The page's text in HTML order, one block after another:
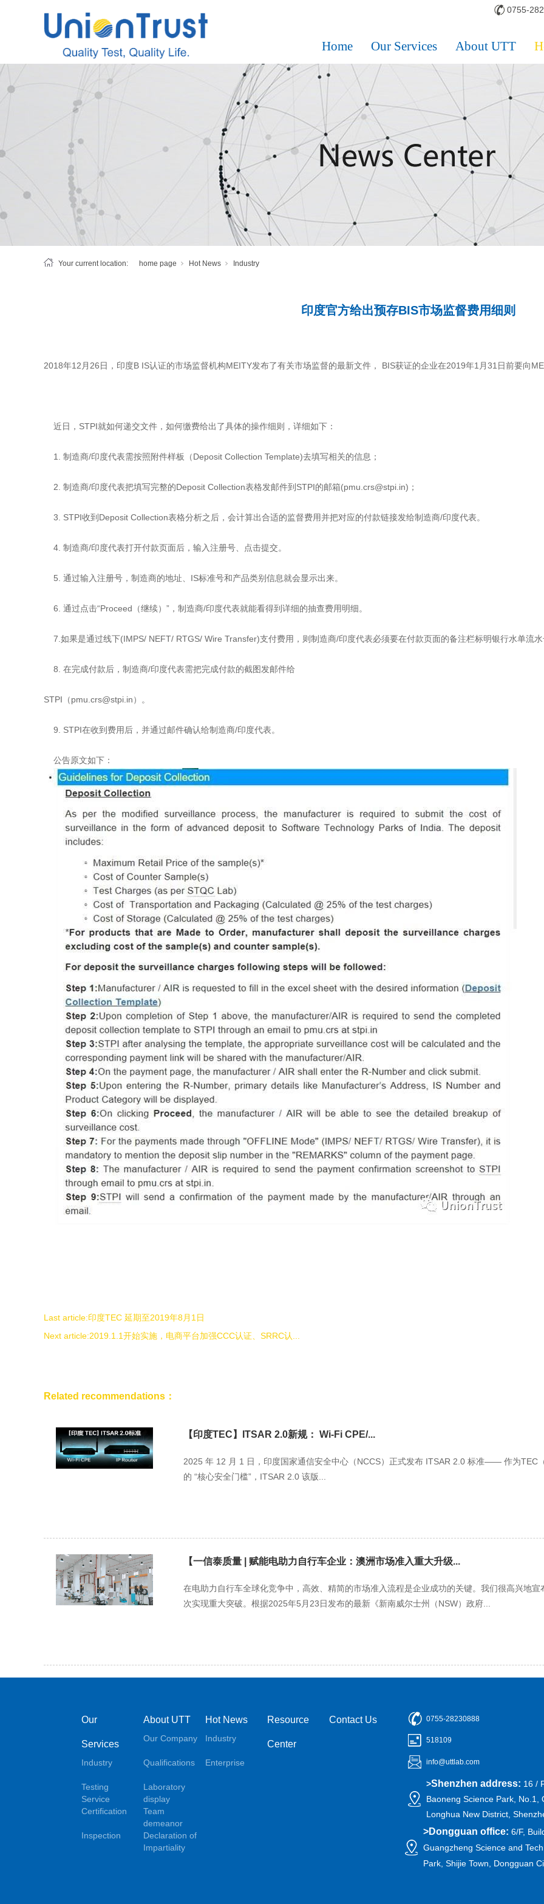
0755-
Home Our Services About UTT
Your current location: home page Hot News Industry
印度官方给出预存BIS市场监督费用细则
2018年12月26日，印度B IS认证的市场监督机构MEITY发布了有关市场监督的最新文件， BIS获证的企业在2019年1月31日前要向
近日，STPI就如何递交文件，如何缴费给出了具体的操作细则，详细如下：
1. 制造商/印度代表需按照附件样板（Deposit Collection Template)去填写相关的信息；
2. 制造商/印度代表把填写完整的Deposit Collection表格发邮件到STPI的邮箱(pmu.crs@stpi.in)；
3. STPI收到Deposit Collection表格分析之后，会计算出合适的监督费用并把对应的付款链接发给制造商/印度代表。
4. 制造商/印度代表打开付款页面后，输入注册号、点击提交。
5. 通过输入注册号，制造商的地址、IS标准号和产品类别信息就会显示出来。
6. 通过点击“Proceed（继续）”，制造商/印度代表就能看得到详细的抽查费用明细。
7.如果是通过线下(IMPS/ NEFT/ RTGS/ Wire Transfer)支付费用，则制造商/印度代表必须要在付款页面的备注栏标明银行水单流
8. 在完成付款后，制造商/印度代表需把完成付款的截图发邮件给
STPI（pmu.crs@stpi.in）。
9. STPI在收到费用后，并通过邮件确认给制造商/印度代表。
公告原文如下：
Last article:印度TEC 延期至2019年8月1日
Next article:2019.1.1开始实施，电商平台加强CCC认证、SRRC认...
Related recommendations：
【印度TEC】ITSAR 2.0新规： Wi-Fi CPE/...
2025 年 12 月 1 日，印度国家通信安全中心（NCCS）正式发布 ITSAR 2.0 标准—— 作为TEC
的 “核心安全门槛”，ITSAR 2.0 该版...
【一信泰质量 | 赋能电助力自行车企业：澳洲市场准入重大升级...
在电助力自行车全球化竞争中，高效、精简的市场准入流程是企业成功的关键。我们很高兴地
次实现重大突破。根据2025年5月23日发布的最新《新南威尔士州（NSW）政府...
Our
Services
Industry
Testing
Service
Certification
Inspection
About UTT
Our Company
Qualifications
Laboratory
display
Team
demeanor
Declaration of
Impartiality
Hot News
Industry
Enterprise
Resource
Center
Contact Us 0755-28230888
518109
info@uttlab.com
>Shenzhen address: 16 /
Baoneng Science Park, No.1,
Longhua New District,
>Dongguan office: 6/F,
Guangzheng Science and
Park, Shijie Town, Dongguan